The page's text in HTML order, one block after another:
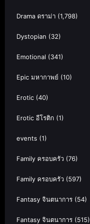
Drama ดราม่า (1,798)
Dystopian (32)
Emotional (341)
Epic มหากาพย์ (10)
Erotic (40)
Erotic อีโรติก (1)
events (1)
Family ครอบครัว (76)
Family ครอบครัว (597)
Fantasy จินตนาการ (54)
Fantasy จินตนาการ (515)